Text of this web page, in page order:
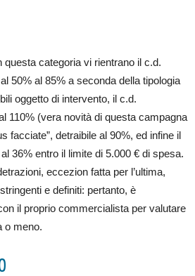
questa categoria vi rientrano il c.d.
50% al 85% a seconda della tipologia
oggetto di intervento, il c.d.
110% (vera novità di questa campagna
facciate”, detraibile al 90%, ed infine il
36% entro il limite di 5.000 € di spesa.
eccezion fatta per l’ultima,
e definiti: pertanto, è
il proprio commercialista per valutare
o meno.